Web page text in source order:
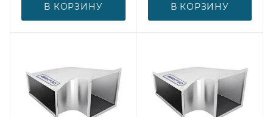
В КОРЗИНУ В КОРЗИНУ